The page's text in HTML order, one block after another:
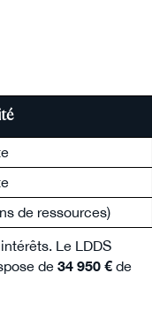
de ressources)
Le LDDS
de34 950 € de